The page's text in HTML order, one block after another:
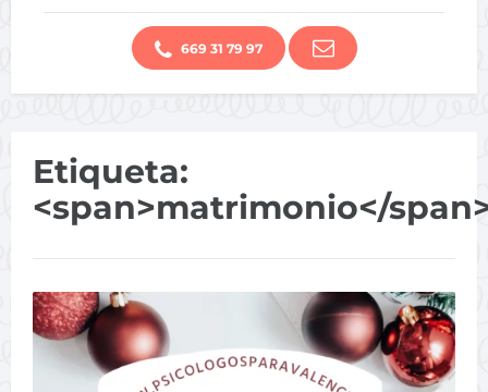
669 31 79 97
Etiqueta:
<span>matrimonio</